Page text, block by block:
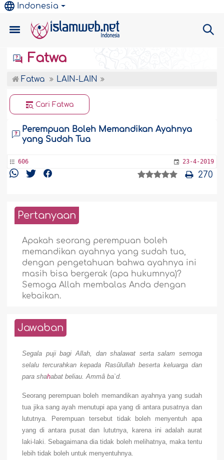
Indonesia
Fatwa
Fatwa LAIN-LAIN
Cari Fatwa
Perempuan Boleh Memandikan Ayahnya
yang Sudah Tua
606 23-4-2019
270
Pertanyaan
Apakah seorang perempuan boleh
memandikan ayahnya yang sudah tua,
dengan pengetahuan bahwa ayahnya ini
masih bisa bergerak (apa hukumnya)?
Semoga Allah membalas Anda dengan
kebaikan.
Jawaban
Segala puji bagi Allah, dan shalawat serta salam semoga
selalu tercurahkan kepada Rasûlullah beserta keluarga dan
para shahabat beliau. Ammâ ba`d.
Seorang perempuan boleh memandikan ayahnya yang sudah
tua jika sang ayah menutupi apa yang di antara pusatnya dan
lututnya. Perempuan tersebut tidak boleh menyentuh apa
yang di antara pusat dan lututnya, karena ini adalah aurat
laki-laki. Sebagaimana dia tidak boleh melihatnya, maka tentu
lebih tidak boleh untuk menyentuhnya.